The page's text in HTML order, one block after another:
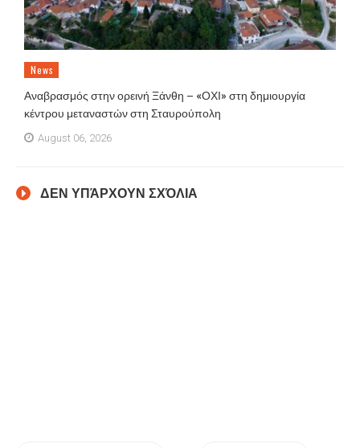
News
Αναβρασμός στην ορεινή Ξάνθη – «ΟΧΙ» στη δημιουργία
κέντρου μεταναστών στη Σταυρούπολη
August 06, 2026
ΔΕΝ ΥΠΆΡΧΟΥΝ ΣΧΌΛΙΑ